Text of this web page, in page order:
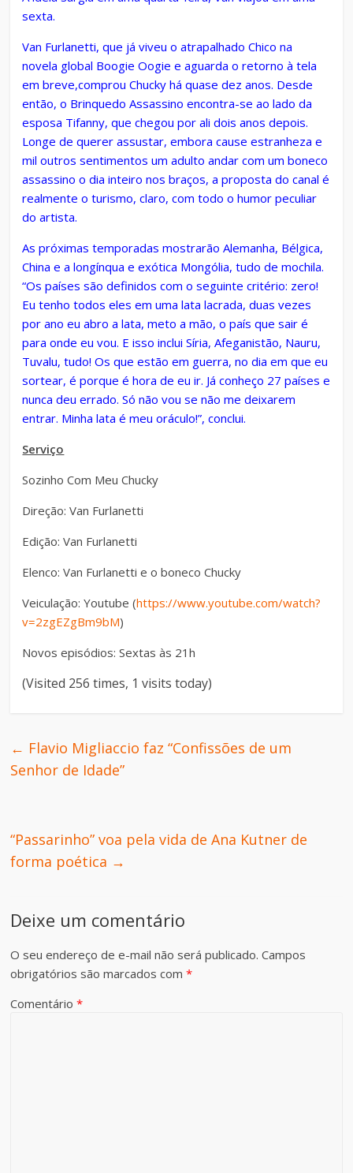
sexta.
Van Furlanetti, que já viveu o atrapalhado Chico na
novela global Boogie Oogie e aguarda o retorno à tela
em breve,comprou Chucky há quase dez anos. Desde
então, o Brinquedo Assassino encontra-se ao lado da
esposa Tifanny, que chegou por ali dois anos depois.
Longe de querer assustar, embora cause estranheza e
mil outros sentimentos um adulto andar com um boneco
assassino o dia inteiro nos braços, a proposta do canal é
realmente o turismo, claro, com todo o humor peculiar
do artista.
As próximas temporadas mostrarão Alemanha, Bélgica,
China e a longínqua e exótica Mongólia, tudo de mochila.
“Os países são definidos com o seguinte critério: zero!
Eu tenho todos eles em uma lata lacrada, duas vezes
por ano eu abro a lata, meto a mão, o país que sair é
para onde eu vou. E isso inclui Síria, Afeganistão, Nauru,
Tuvalu, tudo! Os que estão em guerra, no dia em que eu
sortear, é porque é hora de eu ir. Já conheço 27 países e
nunca deu errado. Só não vou se não me deixarem
entrar. Minha lata é meu oráculo!”, conclui.
Serviço
Sozinho Com Meu Chucky
Direção: Van Furlanetti
Edição: Van Furlanetti
Elenco: Van Furlanetti e o boneco Chucky
Veiculação: Youtube (https://www.youtube.com/watch?
v=2zgEZgBm9bM)
Novos episódios: Sextas às 21h
(Visited 256 times, 1 visits today)
← Flavio Migliaccio faz “Confissões de um
Senhor de Idade”
“Passarinho” voa pela vida de Ana Kutner de
forma poética →
Deixe um comentário
O seu endereço de e-mail não será publicado. Campos
obrigatórios são marcados com*
Comentário*